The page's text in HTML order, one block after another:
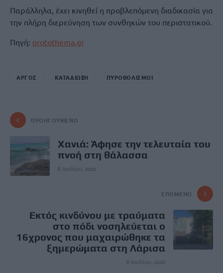
Παράλληλα, έχει κινηθεί η προβλεπόμενη διαδικασία για
την πλήρη διερεύνηση των συνθηκών του περιστατικού.
Πηγή: protothema.gr
ΑΡΓΟΣ ΚΑΤΑΔΙΩΞΗ ΠΥΡΟΒΟΛΙΣΜΟΙ
ΠΡΟΗΓΟΎΜΕΝΟ
Χανιά: Άφησε την τελευταία του
πνοή στη θάλασσα
8 Ιουλίου, 2026
ΕΠΌΜΕΝΟ
Εκτός κινδύνου με τραύματα
στο πόδι νοσηλεύεται ο
16χρονος που μαχαιρώθηκε τα
ξημερώματα στη Λάρισα
8 Ιουλίου, 2026